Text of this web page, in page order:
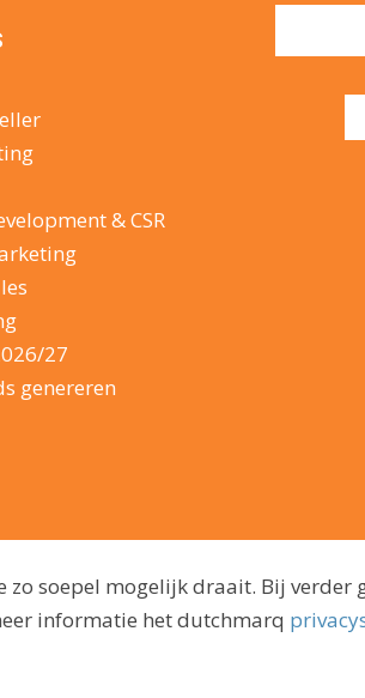
& CSR
27
genereren
soepel mogelijk draait. Bij verder
informatie het dutchmarq